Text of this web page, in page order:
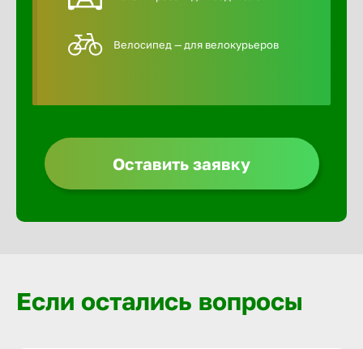
Велосипед — для велокурьеров
Оставить заявку
Если остались вопросы